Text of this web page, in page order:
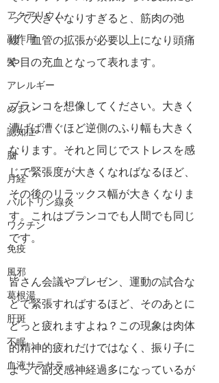
アクアリウム
副作用
髪
アレルギー
めまい
認知症
脳
月経
バルトリン線炎
ワクチン
免疫
風邪
葛根湯
肝斑
不眠
血液サラサラ
って大きくなりすぎると、筋肉の弛
緩、血管の拡張が必要以上になり頭痛
や目の充血となって表れます。
ブランコを想像してください。大きく
漕げば漕ぐほど逆側のふり幅も大きく
なります。それと同じでストレスを感
じで緊張度が大きくなればなるほど、
その後のリラックス幅が大きくなりま
す。これはブランコでも人間でも同じ
です。
皆さん会議やプレゼン、運動の試合な
どで緊張すればするほど、そのあとに
どっと疲れますよね？この現象は肉体
的精神的疲れだけではなく、振り子に
よって副交感神経過多になっているが